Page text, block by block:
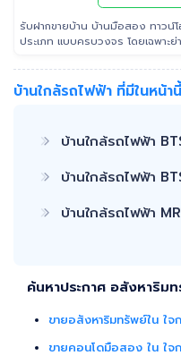
รับฝากขายบ้าน บ้านมือสอง ทาว
ประเภท แบบครบวงจร โดยเฉพา
บ้านใกล้รถไฟฟ้า ที่มีในหน้า
บ้านใกล้รถไฟฟ้า
บ้านใกล้รถไฟฟ้า
บ้านใกล้รถไฟฟ้า
ค้นหาประกาศ อสังหาริม
ขายอสังหาริมทรัพย์ใน ใจ
ขายคอนโดมือสอง ใน ใจ